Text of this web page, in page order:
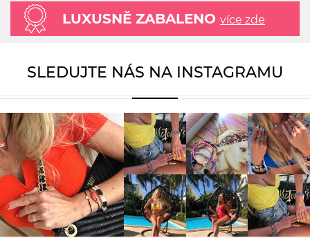
LUXUSNĚ ZABALENO více zde
SLEDUJTE NÁS NA INSTAGRAMU